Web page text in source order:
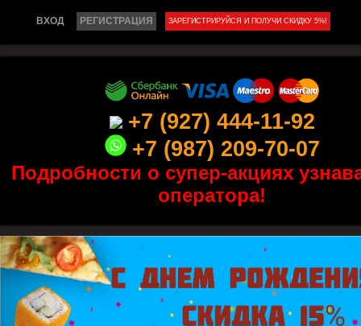
ВХОД РЕГИСТРАЦИЯ ЗАРЕГИСТРИРУЙСЯ И ПОЛУЧИ СКИДКУ 5%!
+7 (927) 444-11-92
+7 (987) 209-70-07
Подробности о супер-акциях
оператора!